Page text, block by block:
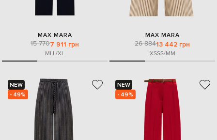
MAX MARA
15 7707 911 грн
MLL/XL
MAX MARA
26 88413 442 грн
XSSS/MM
NEW
- 49%
NEW
- 49%